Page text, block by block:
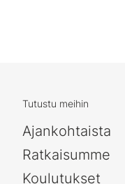
Tutustu meihin
Ajankohtaista
Ratkaisumme
Koulutukset